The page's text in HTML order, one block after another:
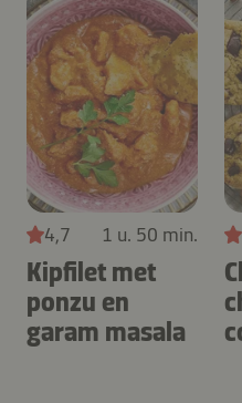
4,7 1 u. 50 min.
Kipfilet met
ponzu en
garam masala